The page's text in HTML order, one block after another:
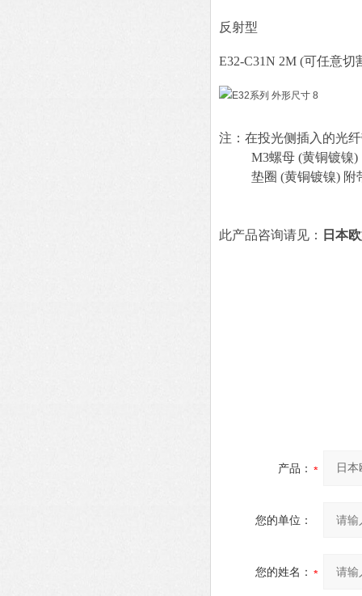
反射型
E32-C31N 2M (可任意切
注：在投光侧插入的光
M3螺母 (黄铜镀镍)
垫圈 (黄铜镀镍) 附
此产品咨询请见： 日本
产品：
您的单位：
您的姓名：